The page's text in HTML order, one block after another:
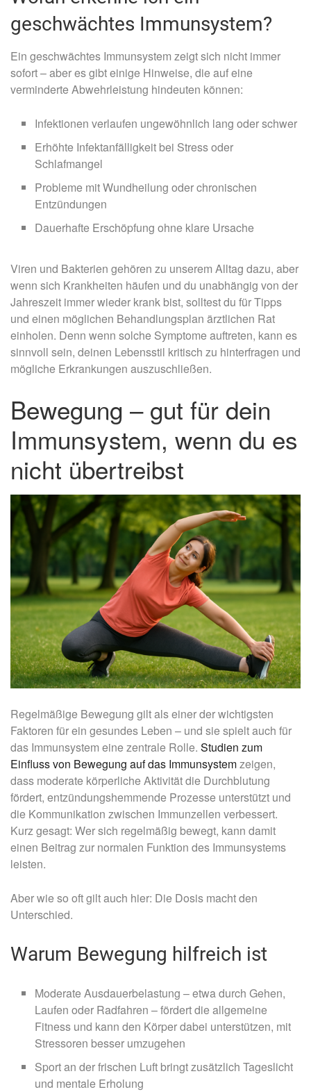
geschwächtes Immunsystem?
Ein geschwächtes Immunsystem zeigt sich nicht immer
sofort – aber es gibt einige Hinweise, die auf eine
verminderte Abwehrleistung hindeuten können:
Infektionen verlaufen ungewöhnlich lang oder schwer
Erhöhte Infektanfälligkeit bei Stress oder
Schlafmangel
Probleme mit Wundheilung oder chronischen
Entzündungen
Dauerhafte Erschöpfung ohne klare Ursache
Viren und Bakterien gehören zu unserem Alltag dazu, aber
wenn sich Krankheiten häufen und du unabhängig von der
Jahreszeit immer wieder krank bist, solltest du für Tipps
und einen möglichen Behandlungsplan ärztlichen Rat
einholen. Denn wenn solche Symptome auftreten, kann es
sinnvoll sein, deinen Lebensstil kritisch zu hinterfragen und
mögliche Erkrankungen auszuschließen.
Bewegung – gut für dein
Immunsystem, wenn du es
nicht übertreibst
Regelmäßige Bewegung gilt als einer der wichtigsten
Faktoren für ein gesundes Leben – und sie spielt auch für
das Immunsystem eine zentrale Rolle. Studien zum
Einfluss von Bewegung auf das Immunsystemzeigen,
dass moderate körperliche Aktivität die Durchblutung
fördert, entzündungshemmende Prozesse unterstützt und
die Kommunikation zwischen Immunzellen verbessert.
Kurz gesagt: Wer sich regelmäßig bewegt, kann damit
einen Beitrag zur normalen Funktion des Immunsystems
leisten.
Aber wie so oft gilt auch hier: Die Dosis macht den
Unterschied.
Warum Bewegung hilfreich ist
Moderate Ausdauerbelastung – etwa durch Gehen,
Laufen oder Radfahren – fördert die allgemeine
Fitness und kann den Körper dabei unterstützen, mit
Stressoren besser umzugehen
Sport an der frischen Luft bringt zusätzlich Tageslicht
und mentale Erholung